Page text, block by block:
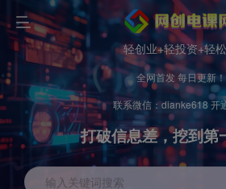
轻创业+轻投资+轻
全网首发 每日更新！
联系微信：dianke618 开
打破信息差，挖到第
输入关键词搜索